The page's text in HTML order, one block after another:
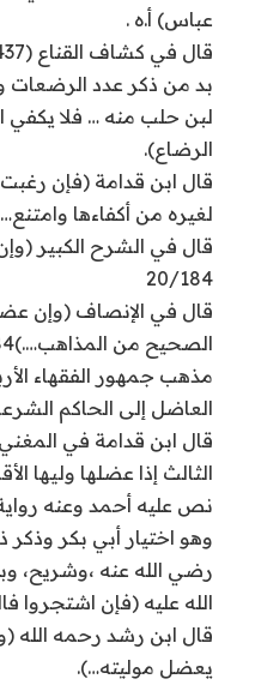
عباس) أ.ه .
بد من ذكر عدد الرضعات
لبن حلب منه … فلا يكفي
الرضاع).
قال ابن قدامة (فإن
لغيره من أكفاءها وامتنع……)
قال في الشرح الكبير
20/184
قال في الإنصاف (وإن
الصحيح من المذاهب….)20/184
مذهب جمهور الفقهاء
العاضل إلى الحاكم
الثالث إذا عضلها وليها
نص عليه أحمد وعنه
وهو اختيار أبي بكر
رضي الله عنه ،وشريح،
الله عليه (فإن اشتجروا
قال ابن رشد رحمه الله
يعضل موليته…).